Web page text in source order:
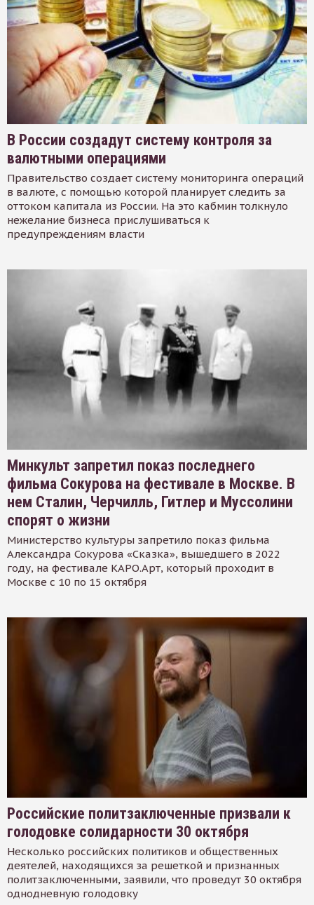
В России создадут систему контроля за
валютными операциями
Правительство создает систему мониторинга операций
в валюте, с помощью которой планирует следить за
оттоком капитала из России. На это кабмин толкнуло
нежелание бизнеса прислушиваться к
предупреждениям власти
Минкульт запретил показ последнего
фильма Сокурова на фестивале в Москве. В
нем Сталин, Черчилль, Гитлер и Муссолини
спорят о жизни
Министерство культуры запретило показ фильма
Александра Сокурова «Сказка», вышедшего в 2022
году, на фестивале КАРО.Арт, который проходит в
Москве с 10 по 15 октября
Российские политзаключенные призвали к
голодовке солидарности 30 октября
Несколько российских политиков и общественных
деятелей, находящихся за решеткой и признанных
политзаключенными, заявили, что проведут 30 октября
однодневную голодовку